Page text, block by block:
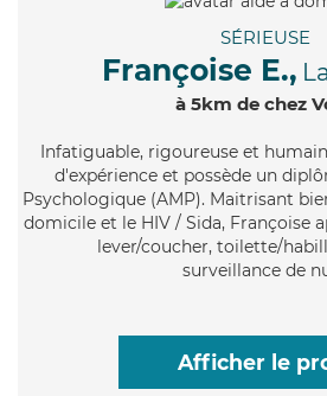
SÉRIEUSE
Françoise E.,
à 5km de chez
Infatiguable, rigoureuse et
d'expérience et possède un
Psychologique (AMP). Maitrisant
domicile et le HIV / Sida, Françoise
lever/coucher, toilette/
surveillance de
Afficher le